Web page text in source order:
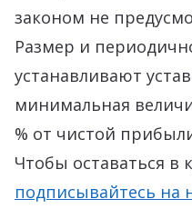
законом не
Размер и
устанавливают
минимальная
% от чистой
Чтобы оставаться в
подписывайтесь на